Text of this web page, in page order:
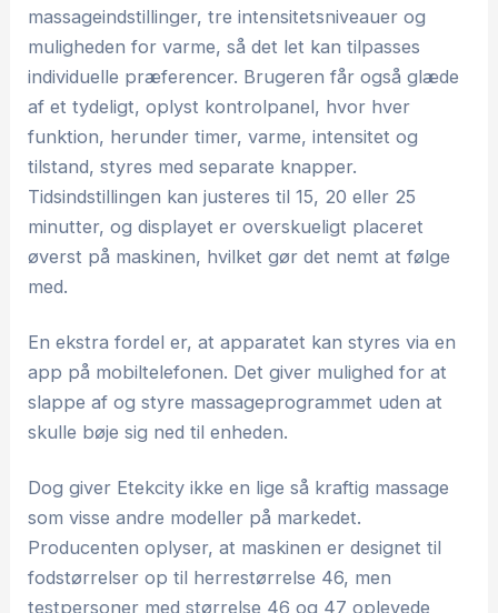
massageindstillinger, tre intensitetsniveauer og
muligheden for varme, så det let kan tilpasses
individuelle præferencer. Brugeren får også glæde
af et tydeligt, oplyst kontrolpanel, hvor hver
funktion, herunder timer, varme, intensitet og
tilstand, styres med separate knapper.
Tidsindstillingen kan justeres til 15, 20 eller 25
minutter, og displayet er overskueligt placeret
øverst på maskinen, hvilket gør det nemt at følge
med.
En ekstra fordel er, at apparatet kan styres via en
app på mobiltelefonen. Det giver mulighed for at
slappe af og styre massageprogrammet uden at
skulle bøje sig ned til enheden.
Dog giver Etekcity ikke en lige så kraftig massage
som visse andre modeller på markedet.
Producenten oplyser, at maskinen er designet til
fodstørrelser op til herrestørrelse 46, men
testpersoner med størrelse 46 og 47 oplevede